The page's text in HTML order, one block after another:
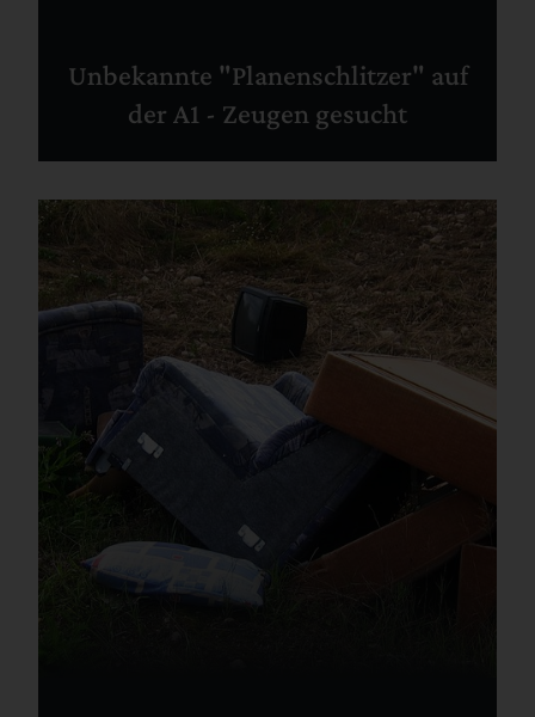
Unbekannte "Planenschlitzer" auf
der A1 - Zeugen gesucht